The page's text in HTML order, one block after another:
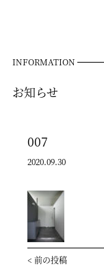
INFORMATION
お知らせ
007
2020.09.30
< 前の投稿